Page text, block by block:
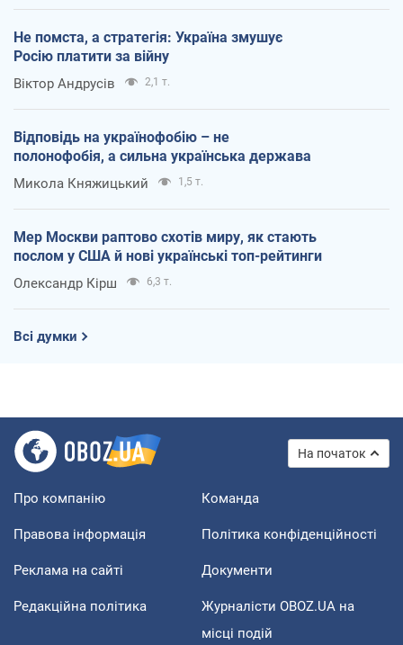
Не помста, а стратегія: Україна змушує
Росію платити за війну
Віктор Андрусів 2,1 т.
Відповідь на українофобію – не
полонофобія, а сильна українська держава
Микола Княжицький 1,5 т.
Мер Москви раптово схотів миру, як стають
послом у США й нові українські топ-рейтинги
Олександр Кірш 6,3 т.
Всі думки
На початок
Про компанію Команда
Правова інформація Політика конфіденційності
Реклама на сайті Документи
Редакційна політика
Журналісти OBOZ.UA на
місці подій